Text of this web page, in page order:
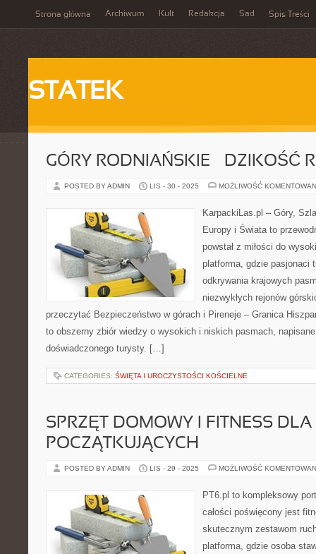
Strona główna Archiwum Kult Redakcja Sad Spis Treści
STATEK
GÓRY RODNIAŃSKIE – DZIKOŚĆ
POSTED BY ADMIN LIS - 30 - 2025 MOŻLIWOŚĆ
KarpackiLas.pl – Góry,
Europy i Świata to
powstał z miłości do
platforma, gdzie pasjonaci
odkrywania krajowych
niezwykłych rejonów
przeczytać Bezpieczeństwo w górach i Pireneje – Granica
to obszerny zbiór wiedzy o wysokich i niskich pasmach,
doświadczonego turysty. […]
CATEGORIES: ŚWIĘTA I UROCZYSTOŚCI KOŚCIELNE
SPRZĘT DOMOWY I FITNESS DLA
POCZĄTKUJĄCYCH
POSTED BY ADMIN LIS - 29 - 2025 MOŻLIWOŚĆ
PT6.pl to kompleksowy
całości poświęcony jest
skutecznym zestawom
platforma, gdzie osoba